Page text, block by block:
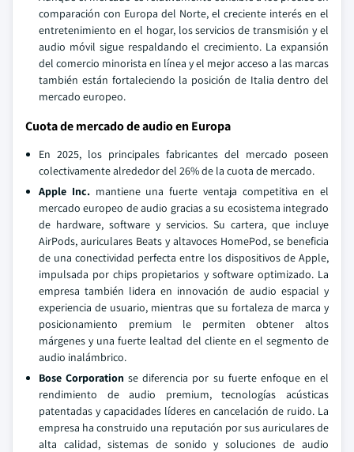
comparación con Europa del Norte, el creciente interés en el
entretenimiento en el hogar, los servicios de transmisión y el
audio móvil sigue respaldando el crecimiento. La expansión
del comercio minorista en línea y el mejor acceso a las marcas
también están fortaleciendo la posición de Italia dentro del
mercado europeo.
Cuota de mercado de audio en Europa
En 2025, los principales fabricantes del mercado poseen
colectivamente alrededor del 26% de la cuota de mercado.
Apple Inc.mantiene una fuerte ventaja competitiva en el
mercado europeo de audio gracias a su ecosistema integrado
de hardware, software y servicios. Su cartera, que incluye
AirPods, auriculares Beats y altavoces HomePod, se beneficia
de una conectividad perfecta entre los dispositivos de Apple,
impulsada por chips propietarios y software optimizado. La
empresa también lidera en innovación de audio espacial y
experiencia de usuario, mientras que su fortaleza de marca y
posicionamiento premium le permiten obtener altos
márgenes y una fuerte lealtad del cliente en el segmento de
audio inalámbrico.
Bose Corporation se diferencia por su fuerte enfoque en el
rendimiento de audio premium, tecnologías acústicas
patentadas y capacidades líderes en cancelación de ruido. La
empresa ha construido una reputación por sus auriculares de
alta calidad, sistemas de sonido y soluciones de audio